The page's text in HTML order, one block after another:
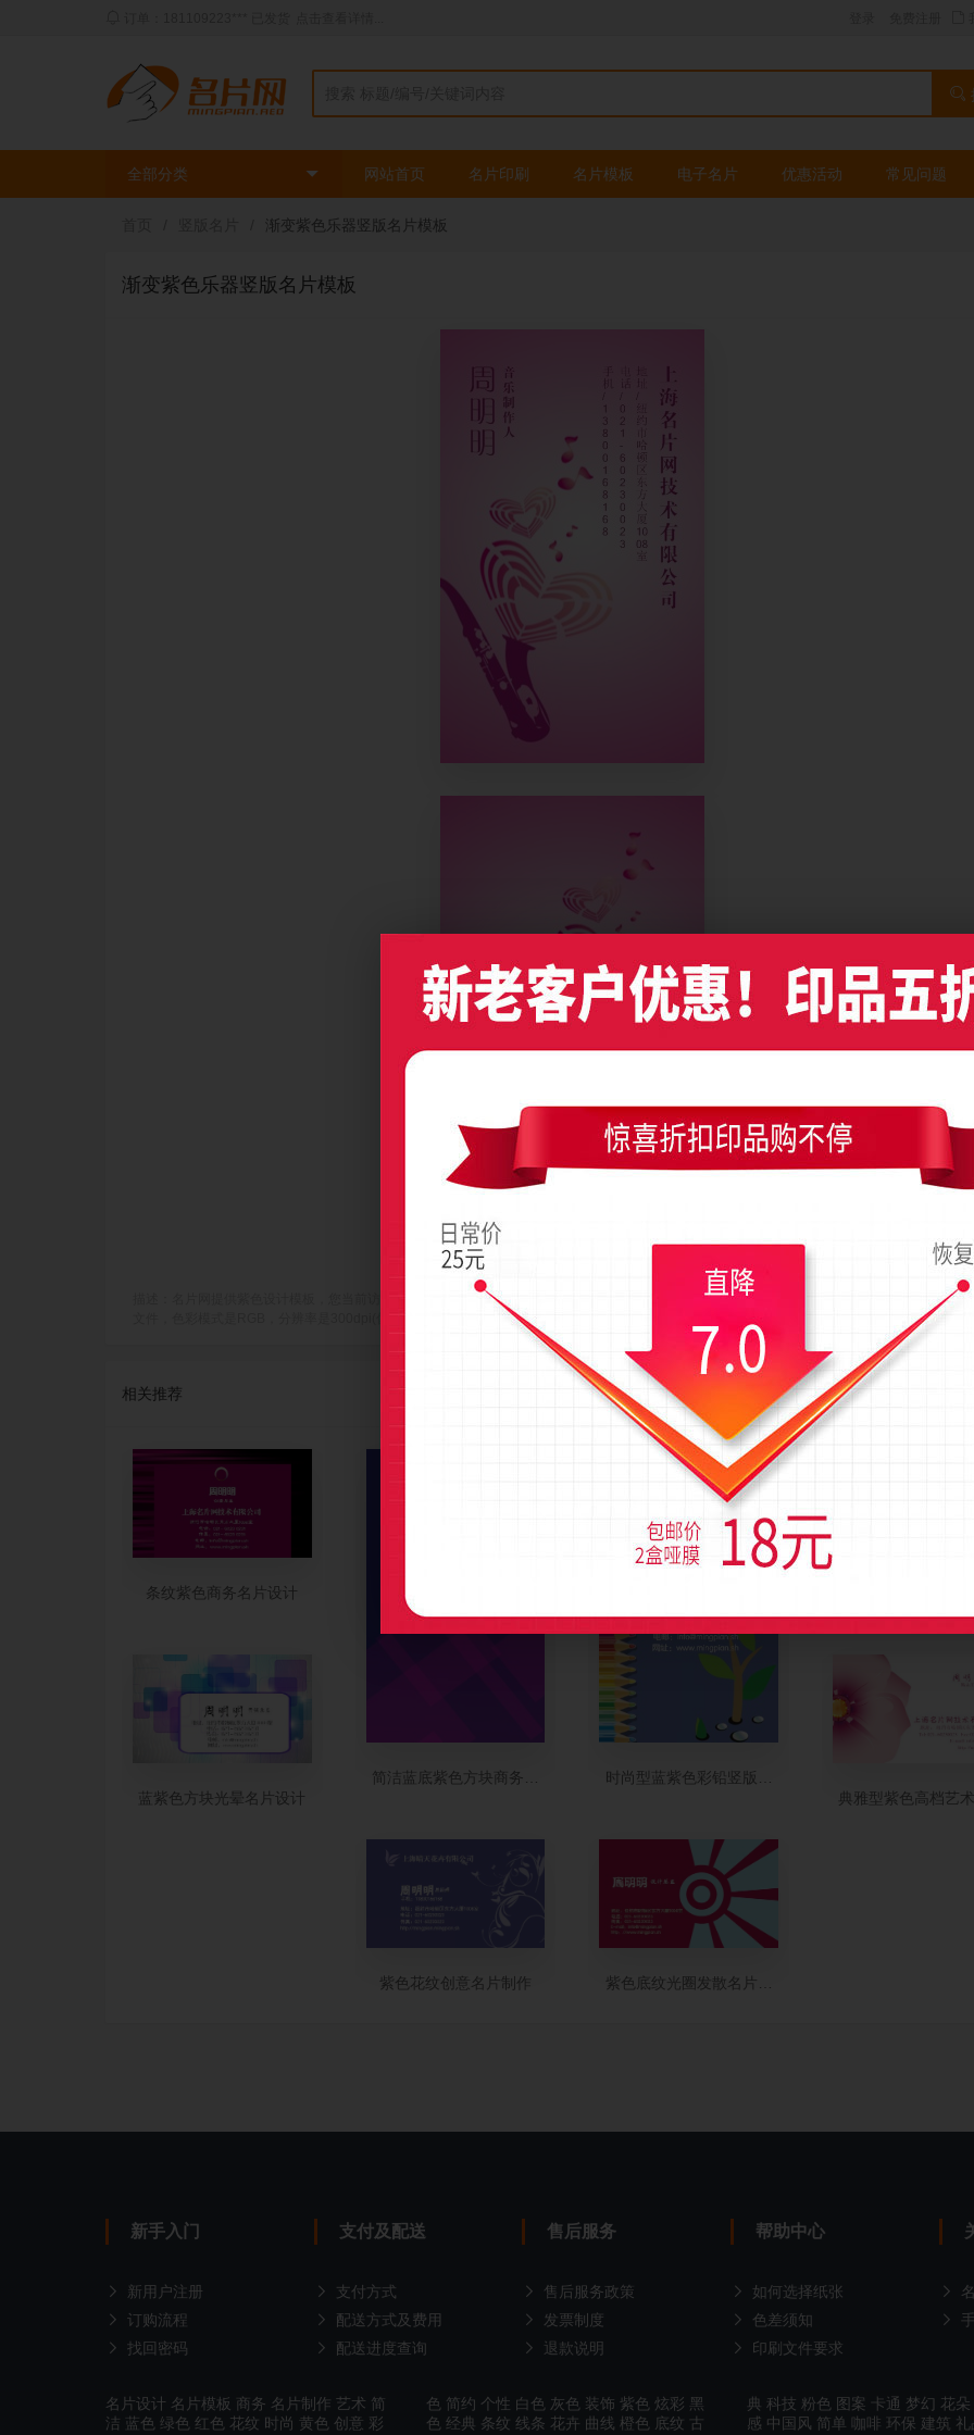
全部分类 网站首页 名片印刷 名片模板 电子名片 优惠活动 常见问题
渐变紫色乐器竖版名片模板
渐变紫色乐器竖版名片模板
描述：名片网提供紫色设计模板，您当前访问作品主题是渐变紫色乐器竖版名片模板，编号是9757，文件格式PDF，请使用Illustrator CC及以上版
文件，色彩模式是RGB，分辨率是300dpi(像素/英寸)，成品尺寸是54x90毫米；上传时间为2019-04-30 01:15 星期二
相关推荐
条纹紫色商务名片设计
蓝紫色方块光晕名片设计
简洁蓝底紫色方块商务竖版名片设计
紫色花纹创意名片制作
时尚型蓝紫色彩铅竖版名片设计
紫色底纹光圈发散名片制作
典雅型紫色高档艺
新手入门
新用户注册
订购流程
找回密码
支付及配送
支付方式
配送方式及费用
配送进度查询
售后服务
售后服务政策
发票制度
退款说明
帮助中心
如何选择纸张
色差须知
印刷文件要求
名片设计 名片模板 商务 名片制作 艺术 简
洁 蓝色 绿色 红色 花纹 时尚 黄色 创意 彩
色 简约 个性 白色 灰色 装饰 紫色 炫彩 黑
色 经典 条纹 线条 花卉 曲线 橙色 底纹 古
典 科技 粉色 图案 卡通 梦幻 花朵
感 中国风 简单 咖啡 环保 建筑